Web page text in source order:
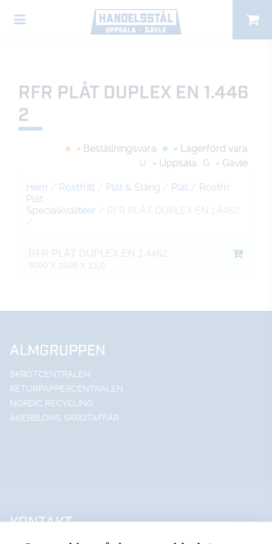
RFR PLÅT DUPLEX EN 1.446
2
= Beställningsvara
= Lagerförd vara
U
= Uppsala G = Gävle
Hem / Rostfritt / Plåt & Stång / Plåt / Rostfri
Plåt
Specialkvalitéer / RFR PLÅT DUPLEX EN 1.4462
/
RFR PLÅT DUPLEX EN 1.4462
3000 X 1500 X 12,0
ALMGRUPPEN
SKROTCENTRALEN
RETURPAPPERCENTRALEN
NORDIC RECYCLING
ÅKERBLOMS SKROTAFFÄR
KONTAKT